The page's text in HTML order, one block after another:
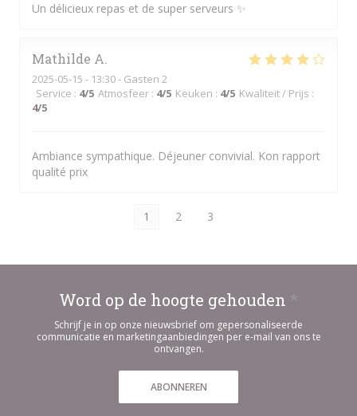
Un délicieux repas et de super serveurs ✨
Mathilde A
2025-05-15 - 13:30 - Gasten 2
Service : 4/5 Atmosfeer : 4/5 Keuken : 4/5 Kwaliteit / Prijs :
4/5
Ambiance sympathique. Déjeuner convivial. Kon rapport
qualité prix
1 2 3
Word op de hoogte gehouden
Schrijf je in op onze nieuwsbrief om gepersonaliseerde
communicatie en marketingaanbiedingen per e-mail van ons te
ontvangen.
ABONNEREN